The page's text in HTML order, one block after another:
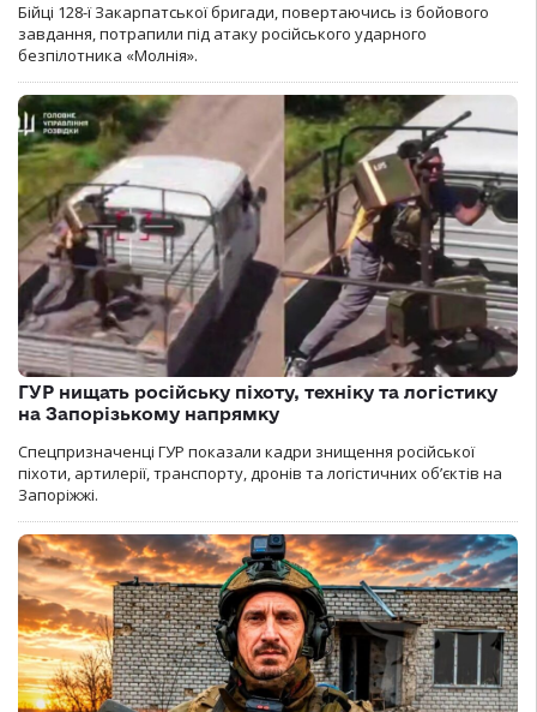
Бійці 128-ї Закарпатської бригади, повертаючись із бойового
завдання, потрапили під атаку російського ударного
безпілотника «Молнія».
ГУР нищать російську піхоту, техніку та логістику
на Запорізькому напрямку
Спецпризначенці ГУР показали кадри знищення російської
піхоти, артилерії, транспорту, дронів та логістичних об’єктів на
Запоріжжі.